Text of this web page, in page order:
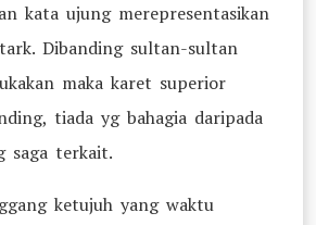
kata ujung merepresentasikan
Dibanding sultan-sultan
maka karet superior
tiada yg bahagia daripada
saga terkait.
ketujuh yang waktu